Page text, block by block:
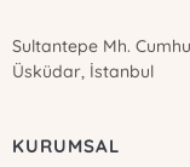
Sultantepe Mh.
Üsküdar, İstanbul
KURUMSAL